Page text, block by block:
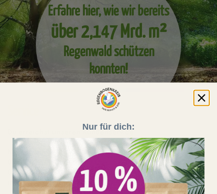
Erfahre hier, wie wir bereits
über 2,147 Mrd. m²
Regenwald schützen
konnten!
Du erreichst unseren Kundenservice
Montag bis Sonntag von
08:00 - 20:00 Uhr unter
0451 - 20 27 11 50 oder
info@regenbogenkreis.de
Nur für dich: